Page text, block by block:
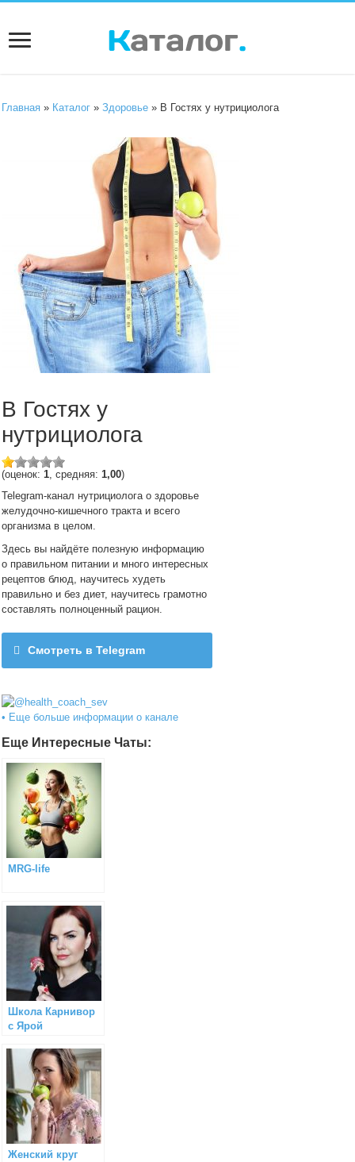
Главная » Каталог »Здоровье » В Гостях у нутрициолога
В Гостях у
нутрициолога
(оценок:1, средняя:1,00)
Telegram-канал нутрициолога о здоровье
желудочно-кишечного тракта и всего
организма в целом.
Здесь вы найдёте полезную информацию
о правильном питании и много интересных
рецептов блюд, научитесь худеть
правильно и без диет, научитесь грамотно
составлять полноценный рацион.
Смотреть в Telegram
• Еще больше информации о канале
Еще Интересные Чаты:
MRG-life
Школа Карнивор
с Ярой
Женский круг